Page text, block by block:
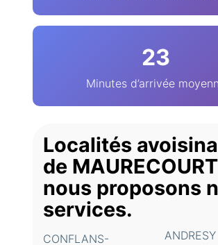
23
Minutes d’arrivée
Localités
de
nous proposons
services.
CONFLANS-
ANDRESY